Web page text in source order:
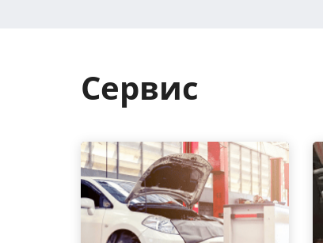
Сервис